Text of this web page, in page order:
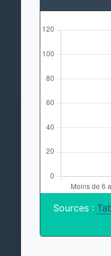
Sources :